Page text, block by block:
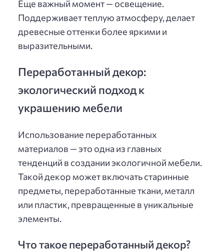
Еще важный момент — освещение.
Поддерживает теплую атмосферу, делает
древесные оттенки более яркими и
выразительными.
Переработанный декор:
экологический подход к
украшению мебели
Использование переработанных
материалов — это одна из главных
тенденций в создании экологичной мебели.
Такой декор может включать старинные
предметы, переработанные ткани, металл
или пластик, превращенные в уникальные
элементы.
Что такое переработанный декор?